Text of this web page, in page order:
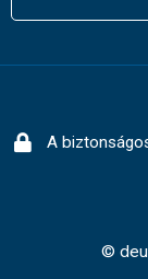
A
©